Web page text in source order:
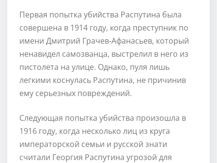
Первая попытка убийства Распутина была
совершена в 1914 году, когда преступник по
имени Дмитрий Грачев-Афанасьев, который
ненавидел самозванца, выстрелил в него из
пистолета на улице. Однако, пуля лишь
легкими коснулась Распутина, не причинив
ему серьезных повреждений.
Следующая попытка убийства произошла в
1916 году, когда несколько лиц из круга
императорской семьи и русской знати
считали Георгия Распутина угрозой для